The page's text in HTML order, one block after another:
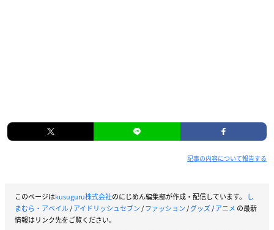
記事の内容について報告する
このページはkusuguru株式会社のにじめん編集部が作成・配信しています。
し
まむら・アベイル/アイドリッシュセブン/ファッション/グッズ/アニメ の最新
情報はリンク先をご覧ください。